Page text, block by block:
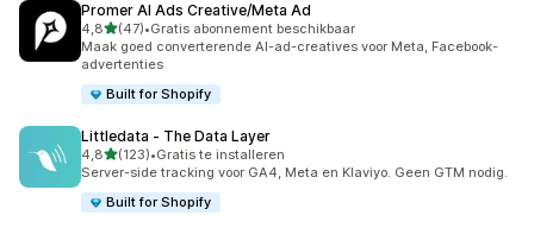
Promer AI Ads Creative/Meta Ad
4,8van 5 sterren
(47)
47 recensies in totaal
•Gratis abonnement beschikbaar
Maak goed converterende AI-ad-creatives voor Meta, Facebook-
advertenties
Built for Shopify
Littledata ‑ The Data Layer
4,8van 5 sterren
(123)
123 recensies in totaal
•Gratis te installeren
Server-side tracking voor GA4, Meta en Klaviyo. Geen GTM nodig.
Built for Shopify